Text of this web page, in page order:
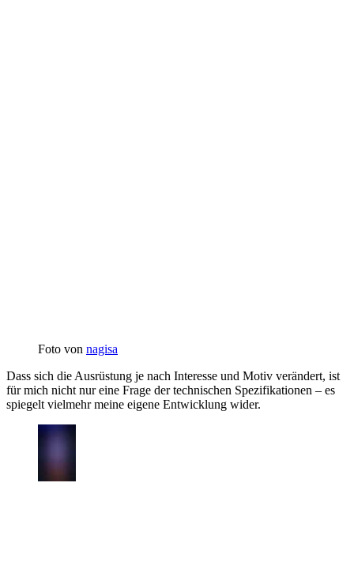
Foto von nagisa
Dass sich die Ausrüstung je nach Interesse und Motiv verändert, ist
für mich nicht nur eine Frage der technischen Spezifikationen – es
spiegelt vielmehr meine eigene Entwicklung wider.